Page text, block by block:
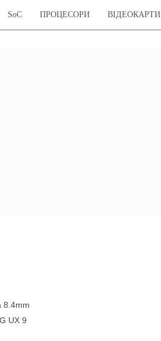
SoC ПРОЦЕСОРИ ВІДЕОКАРТИ
8.4mm
UX 9